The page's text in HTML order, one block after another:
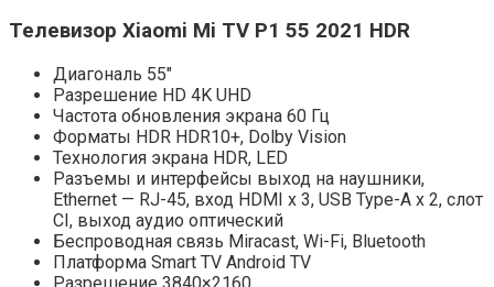
Телевизор Xiaomi Mi TV P1 55 2021 HDR
Диагональ 55″
Разрешение HD 4K UHD
Частота обновления экрана 60 Гц
Форматы HDR HDR10+, Dolby Vision
Технология экрана HDR, LED
Разъемы и интерфейсы выход на наушники,
Ethernet — RJ-45, вход HDMI x 3, USB Type-A x 2, слот
CI, выход аудио оптический
Беспроводная связь Miracast, Wi-Fi, Bluetooth
Платформа Smart TV Android TV
Разрешение 3840×2160